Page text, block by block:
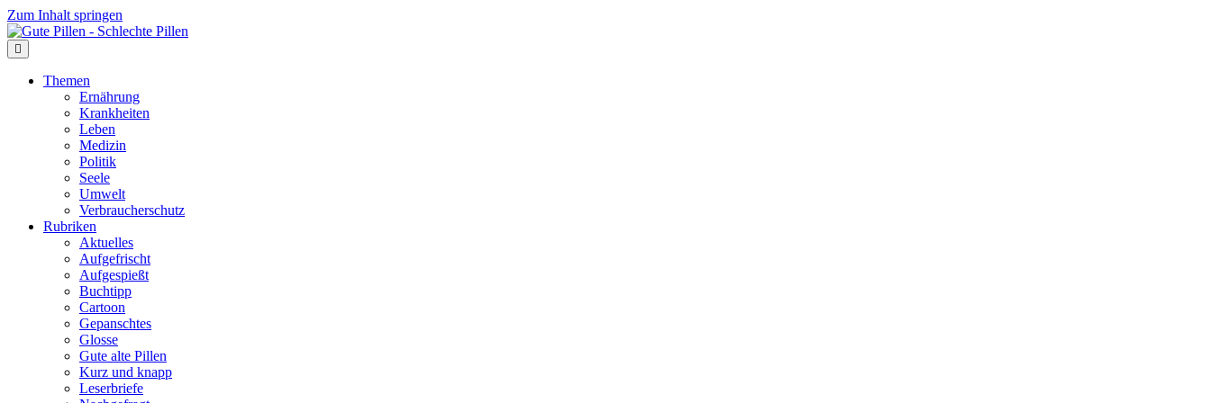
Zum Inhalt springen
Themen
Ernährung
Krankheiten
Leben
Medizin
Politik
Seele
Umwelt
Verbraucherschutz
Rubriken
Aktuelles
Aufgefrischt
Aufgespießt
Buchtipp
Cartoon
Gepanschtes
Glosse
Gute alte Pillen
Kurz und knapp
Leserbriefe